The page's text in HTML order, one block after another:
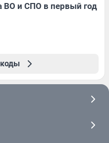
ВО и СПО в первый год